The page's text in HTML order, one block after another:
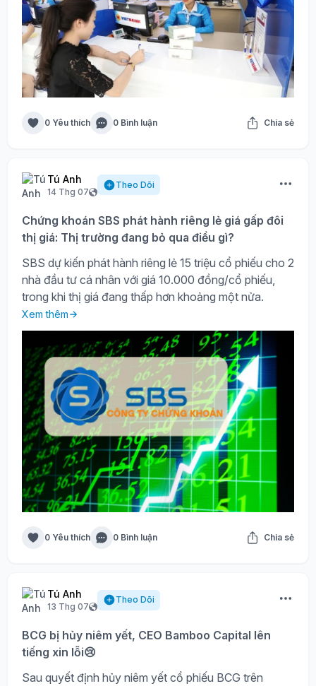
0 Yêu thích 0 Bình luận Chia sẻ
Tú Anh
14 Thg 07
Theo Dõi
Chứng khoán SBS phát hành riêng lẻ giá gấp đôi
thị giá: Thị trường đang bỏ qua điều gì?
SBS dự kiến phát hành riêng lẻ 15 triệu cổ phiếu cho 2
nhà đầu tư cá nhân với giá 10.000 đồng/cổ phiếu,
trong khi thị giá đang thấp hơn khoảng một nửa.
Xem thêm
0 Yêu thích 0 Bình luận Chia sẻ
Tú Anh
13 Thg 07
Theo Dõi
BCG bị hủy niêm yết, CEO Bamboo Capital lên
tiếng xin lỗi😢
Sau quyết định hủy niêm yết cổ phiếu BCG trên